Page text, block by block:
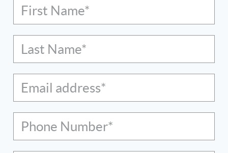
First Name*
Last Name*
Email address*
Phone Number*